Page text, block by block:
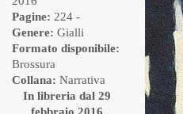
Pagine: 224 -
Genere: Gialli
Formato disponibile:
Brossura
Collana: Narrativa
In libreria dal 29